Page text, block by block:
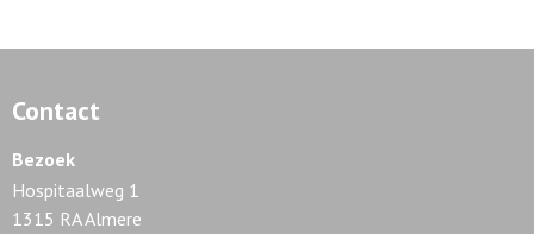
Contact
Bezoek
Hospitaalweg 1
1315 RA Almere